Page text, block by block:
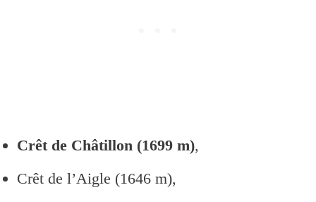
Crêt de Châtillon (1699 m),
Crêt de l’Aigle (1646 m),